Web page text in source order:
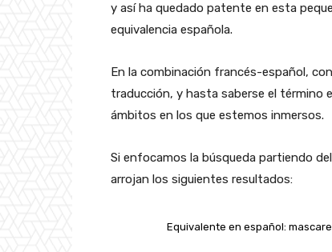
y así ha quedado patente en esta
equivalencia española.
En la combinación francés-español,
traducción, y hasta saberse el término
ámbitos en los que estemos inmersos.
Si enfocamos la búsqueda partiendo
arrojan los siguientes resultados:
Equivalente en español: